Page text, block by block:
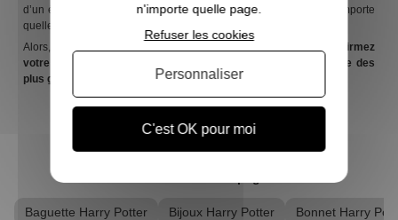
d’un événement spécial, elle apportera une touche magique à n'importe
quelle garde-robe.
Alors, prêt à montrer à tous que la magie ne meurt jamais ?
Affirmez
votre fierté de sorcier avec une casquette Harry Potter digne des
plus grands élèves de Poudlard !
Baguette Harry Potter Bijoux Harry Potter Bonnet Harry
n'importe quelle page.
C'est OK pour moi
Refuser les cookies
Personnaliser